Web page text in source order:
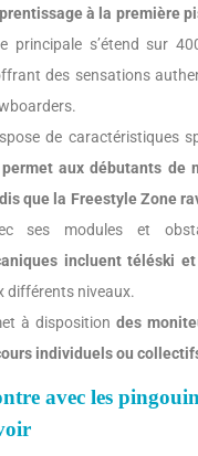
à la première
principale s’étend sur
des sensations
de caractéristiques
permet aux débutants de
que la Freestyle Zone
ses modules et
incluent téléski
différents niveaux.
à disposition des
individuels ou
avec les